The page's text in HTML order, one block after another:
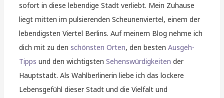
sofort in diese lebendige Stadt verliebt. Mein Zuhause
liegt mitten im pulsierenden Scheunenviertel, einem der
lebendigsten Viertel Berlins. Auf meinem Blog nehme ich
dich mit zu denschönsten Orten, den bestenAusgeh-
Tipps und den wichtigstenSehenswürdigkeiten der
Hauptstadt. Als Wahlberlinerin liebe ich das lockere
Lebensgefühl dieser Stadt und die Vielfalt und